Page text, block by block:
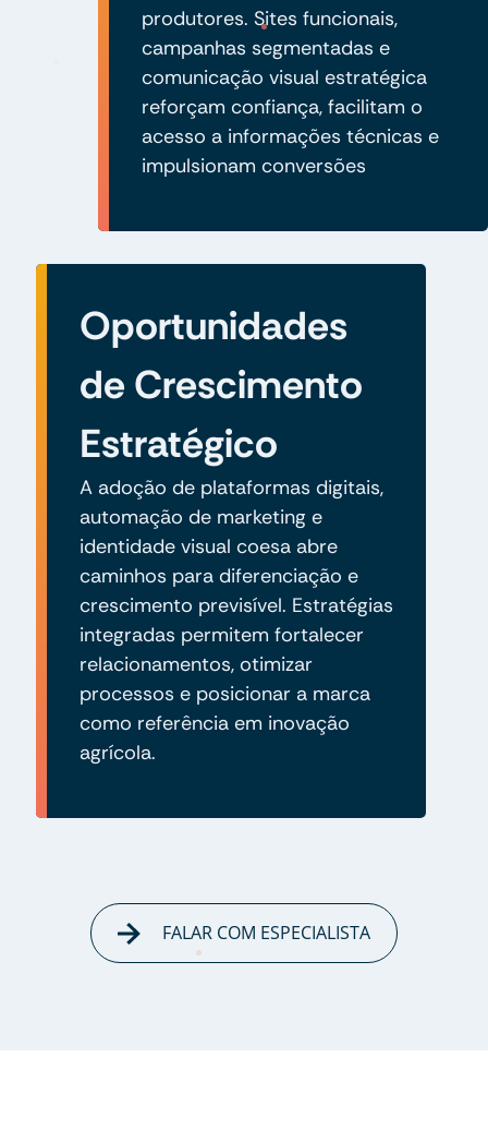
produtores. Sites funcionais,
campanhas segmentadas e
comunicação visual estratégica
reforçam confiança, facilitam o
acesso a informações técnicas e
impulsionam conversões
Oportunidades
de Crescimento
Estratégico
A adoção de plataformas digitais,
automação de marketing e
identidade visual coesa abre
caminhos para diferenciação e
crescimento previsível. Estratégias
integradas permitem fortalecer
relacionamentos, otimizar
processos e posicionar a marca
como referência em inovação
agrícola.
FALAR COM ESPECIALISTA